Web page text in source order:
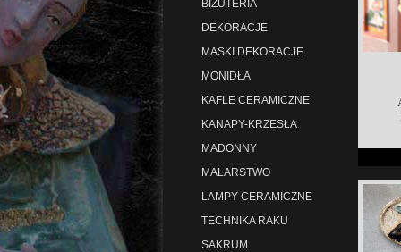
BIŻUTERIA
DEKORACJE
MASKI DEKORACJE
MONIDŁA
KAFLE CERAMICZNE
KANAPY-KRZESŁA
MADONNY
MALARSTWO
LAMPY CERAMICZNE
TECHNIKA RAKU
SAKRUM